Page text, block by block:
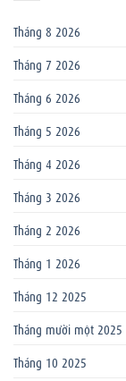
Tháng 8 2026
Tháng 7 2026
Tháng 6 2026
Tháng 5 2026
Tháng 4 2026
Tháng 3 2026
Tháng 2 2026
Tháng 1 2026
Tháng 12 2025
Tháng mười một 2025
Tháng 10 2025